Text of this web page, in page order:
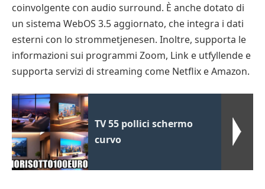
coinvolgente con audio surround. È anche dotato di
un sistema WebOS 3.5 aggiornato, che integra i dati
esterni con lo strommetjenesen. Inoltre, supporta le
informazioni sui programmi Zoom, Link e utfyllende e
supporta servizi di streaming come Netflix e Amazon.
TV 55 pollici schermo
curvo